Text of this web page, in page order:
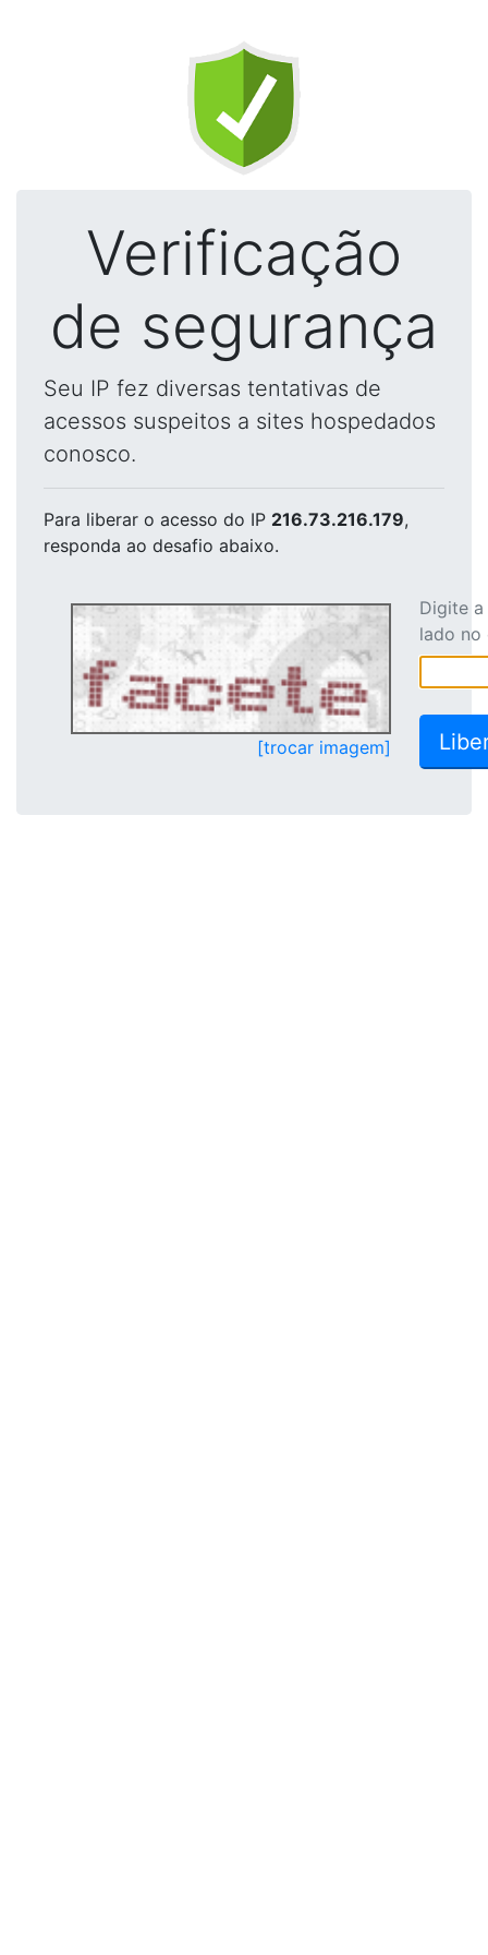
Verificação
de segurança
Seu IP fez diversas tentativas de
acessos suspeitos a sites hospedados
conosco.
Para liberar o acesso do IP 216.73.216.179,
responda ao desafio abaixo.
[trocar imagem]
Digite
lado no